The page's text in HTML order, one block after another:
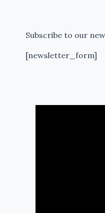
Subscribe to our
[newsletter_form]